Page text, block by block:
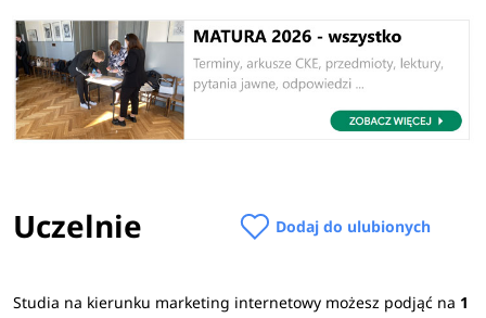
Uczelnie Dodaj do ulubionych
Studia na kierunku marketing internetowy możesz podjąć na 1